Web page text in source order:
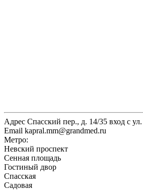
Адрес Спасский пер., д. 14/35 вход с
Email kapral.mm@grandmed.ru
Метро:
Невский проспект
Сенная площадь
Гостиный двор
Спасская
Садовая